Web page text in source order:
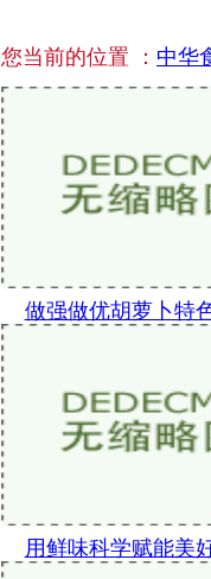
您当前的位置 ： 中华
做强做优胡萝卜特
中国网福建讯 近日，记
进农业高质高效发展，
用鲜味科学赋能美